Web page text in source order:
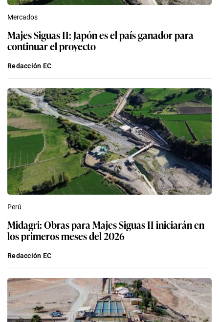
Mercados
Majes Siguas II: Japón es el país ganador para
continuar el proyecto
Redacción EC
Perú
Midagri: Obras para Majes Siguas II iniciarán en
los primeros meses del 2026
Redacción EC